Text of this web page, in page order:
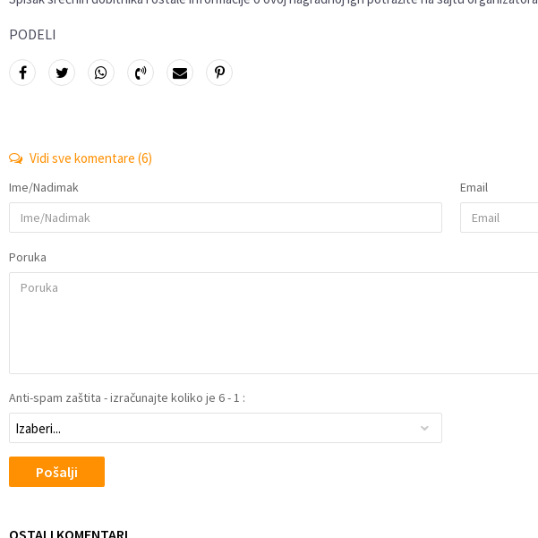
PODELI
Vidi sve komentare (6)
Ime/Nadimak Email
Poruka
Anti-spam zaštita - izračunajte koliko je 6 - 1 :
Pošalji
OSTALI KOMENTARI